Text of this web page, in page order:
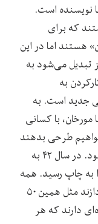
نویسنده است.
که برای
اما در این
تبدیل می‌شود به
به
جدید است. به
با کسانی
طرحی بدهند
که پشت صحنه دانشنامه‌نویسی ثبت شود. در سال ۴۲ به
به چاپ رسید. همه
کسانی که به کار دانشنامه‌نویسی می‌پردازند مثل همین ۵۰
دارند که هر